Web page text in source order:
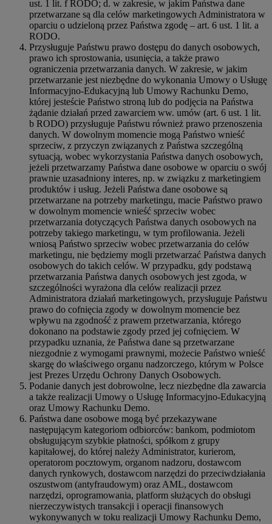
ust. 1 lit. f RODO; d. w zakresie, w jakim Państwa dane
przetwarzane są dla celów marketingowych Administratora w
oparciu o udzieloną przez Państwa zgodę – art. 6 ust. 1 lit. a
RODO.
Przysługuje Państwu prawo dostępu do danych osobowych,
prawo ich sprostowania, usunięcia, a także prawo
ograniczenia przetwarzania danych. W zakresie, w jakim
przetwarzanie jest niezbędne do wykonania Umowy o Usługę
Informacyjno-Edukacyjną lub Umowy Rachunku Demo,
której jesteście Państwo stroną lub do podjęcia na Państwa
żądanie działań przed zawarciem ww. umów (art. 6 ust. 1 lit.
b RODO) przysługuje Państwu również prawo przenoszenia
danych. W dowolnym momencie mogą Państwo wnieść
sprzeciw, z przyczyn związanych z Państwa szczególną
sytuacją, wobec wykorzystania Państwa danych osobowych,
jeżeli przetwarzamy Państwa dane osobowe w oparciu o swój
prawnie uzasadniony interes, np. w związku z marketingiem
produktów i usług. Jeżeli Państwa dane osobowe są
przetwarzane na potrzeby marketingu, macie Państwo prawo
w dowolnym momencie wnieść sprzeciw wobec
przetwarzania dotyczących Państwa danych osobowych na
potrzeby takiego marketingu, w tym profilowania. Jeżeli
wniosą Państwo sprzeciw wobec przetwarzania do celów
marketingu, nie będziemy mogli przetwarzać Państwa danych
osobowych do takich celów. W przypadku, gdy podstawą
przetwarzania Państwa danych osobowych jest zgoda, w
szczególności wyrażona dla celów realizacji przez
Administratora działań marketingowych, przysługuje Państwu
prawo do cofnięcia zgody w dowolnym momencie bez
wpływu na zgodność z prawem przetwarzania, którego
dokonano na podstawie zgody przed jej cofnięciem. W
przypadku uznania, że Państwa dane są przetwarzane
niezgodnie z wymogami prawnymi, możecie Państwo wnieść
skargę do właściwego organu nadzorczego, którym w Polsce
jest Prezes Urzędu Ochrony Danych Osobowych.
Podanie danych jest dobrowolne, lecz niezbędne dla zawarcia
a także realizacji Umowy o Usługę Informacyjno-Edukacyjną
oraz Umowy Rachunku Demo.
Państwa dane osobowe mogą być przekazywane
następującym kategoriom odbiorców: bankom, podmiotom
obsługującym szybkie płatności, spółkom z grupy
kapitałowej, do której należy Administrator, kurierom,
operatorom pocztowym, organom nadzoru, dostawcom
danych rynkowych, dostawcom narzędzi do przeciwdziałania
oszustwom (antyfraudowym) oraz AML, dostawcom
narzędzi, oprogramowania, platform służących do obsługi
nierzeczywistych transakcji i operacji finansowych
wykonywanych w toku realizacji Umowy Rachunku Demo,